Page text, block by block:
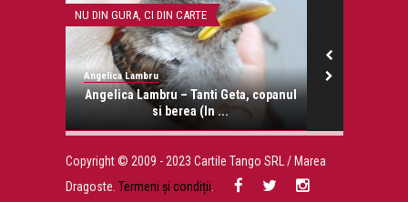
NU DIN GURA, CI DIN CARTE
Angelica Lambru
Angelica Lambru – Tanti Geta, copanul
si berea (In ...
Copyright © 2009 - 2023 Cartile Tango SRL / Marea
Dragoste. Termeni și condiții